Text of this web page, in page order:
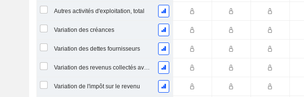
Autres activités d'exploitation, total
Variation des créances
Variation des dettes fournisseurs
Variation des revenus collectés avant livraison
Variation de l'impôt sur le revenu